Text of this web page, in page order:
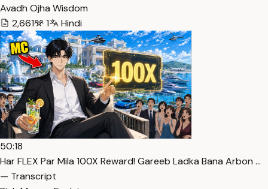
Avadh Ojha Wisdom
2,661
1 Hindi
50:18
Har FLEX Par Mila 100X Reward! Gareeb Ladka Bana Arbon …
— Transcript